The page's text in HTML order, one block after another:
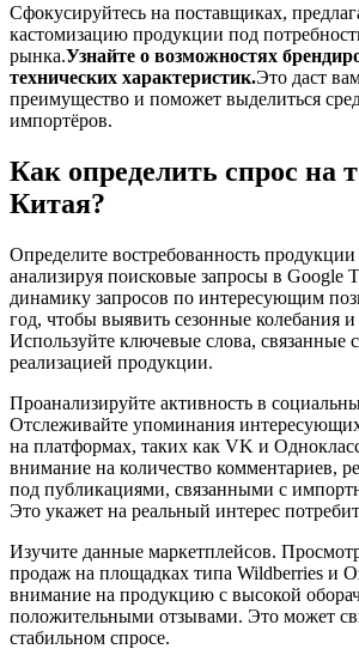
Сфокусируйтесь на поставщиках,
кастомизацию продукции под
рынка.Узнайте о возможностях
технических характеристик.Это даст
преимущество и поможет выделиться
импортёров.
Как определить спрос на
Китая?
Определите востребованность
анализируя поисковые запросы в Google
динамику запросов по интересующим
год, чтобы выявить сезонные колебания
Используйте ключевые слова, связанные
реализацией продукции.
Проанализируйте активность в
Отслеживайте упоминания
на платформах, таких как VK и
внимание на количество комментариев,
под публикациями, связанными с
Это укажет на реальный интерес
Изучите данные маркетплейсов.
продаж на площадках типа Wildberries и
внимание на продукцию с высокой
положительными отзывами. Это может
стабильном спросе.